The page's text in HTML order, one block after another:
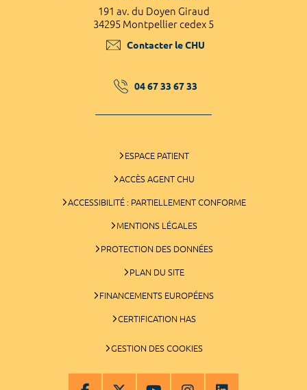
191 av. du Doyen Giraud
34295 Montpellier cedex 5
Contacter le CHU
04 67 33 67 33
ESPACE PATIENT
ACCÈS AGENT CHU
ACCESSIBILITÉ : PARTIELLEMENT CONFORME
MENTIONS LÉGALES
PROTECTION DES DONNÉES
PLAN DU SITE
FINANCEMENTS EUROPÉENS
CERTIFICATION HAS
GESTION DES COOKIES